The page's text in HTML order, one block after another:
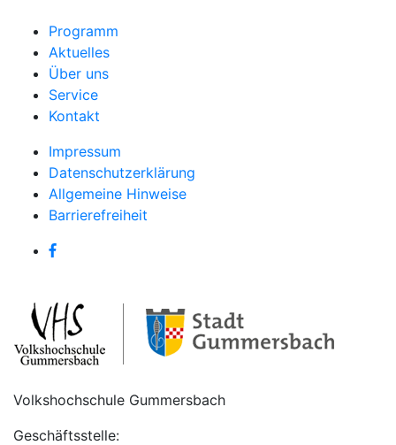
Programm
Aktuelles
Über uns
Service
Kontakt
Impressum
Datenschutzerklärung
Allgemeine Hinweise
Barrierefreiheit
Volkshochschule Gummersbach
Geschäftsstelle: